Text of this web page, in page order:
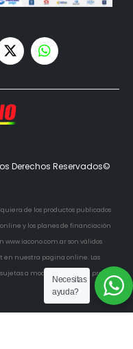
Derechos Reservados©
de los productos publicados
y los planes de financiación
www.iacono.com.ar son válidos
nuestra pagina online. Las
a modificaciones sin previo
Necesitas
ayuda?